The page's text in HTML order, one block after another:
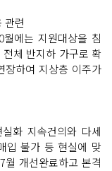
관련
에는 지원대상을 침
체 반지하 가구로 확
장하여 지상층 이주가
화 지속건의와 다세
입 불가 등 현실에 맞
월 개선완료하고 본격